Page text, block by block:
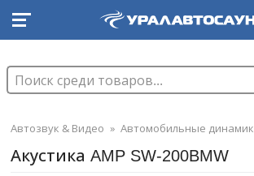
Автозвук & Видео » Автомобильные
Акустика AMP SW-200BMW